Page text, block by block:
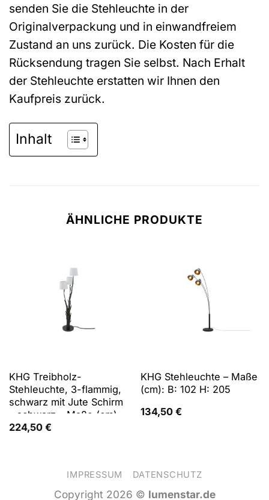
senden Sie die Stehleuchte in der
Originalverpackung und in einwandfreiem
Zustand an uns zurück. Die Kosten für die
Rücksendung tragen Sie selbst. Nach Erhalt
der Stehleuchte erstatten wir Ihnen den
Kaufpreis zurück.
Inhalt
ÄHNLICHE PRODUKTE
KHG Treibholz-
Stehleuchte, 3-flammig,
schwarz mit Jute Schirm
– schwarz – Maße (cm):
B: 41 H: 153,5 T: 33
224,50 €
KHG Stehleuchte – Maße
(cm): B: 102 H: 205
134,50 €
IMPRESSUM DATENSCHUTZ
Copyright 2026 © lumenstar.de